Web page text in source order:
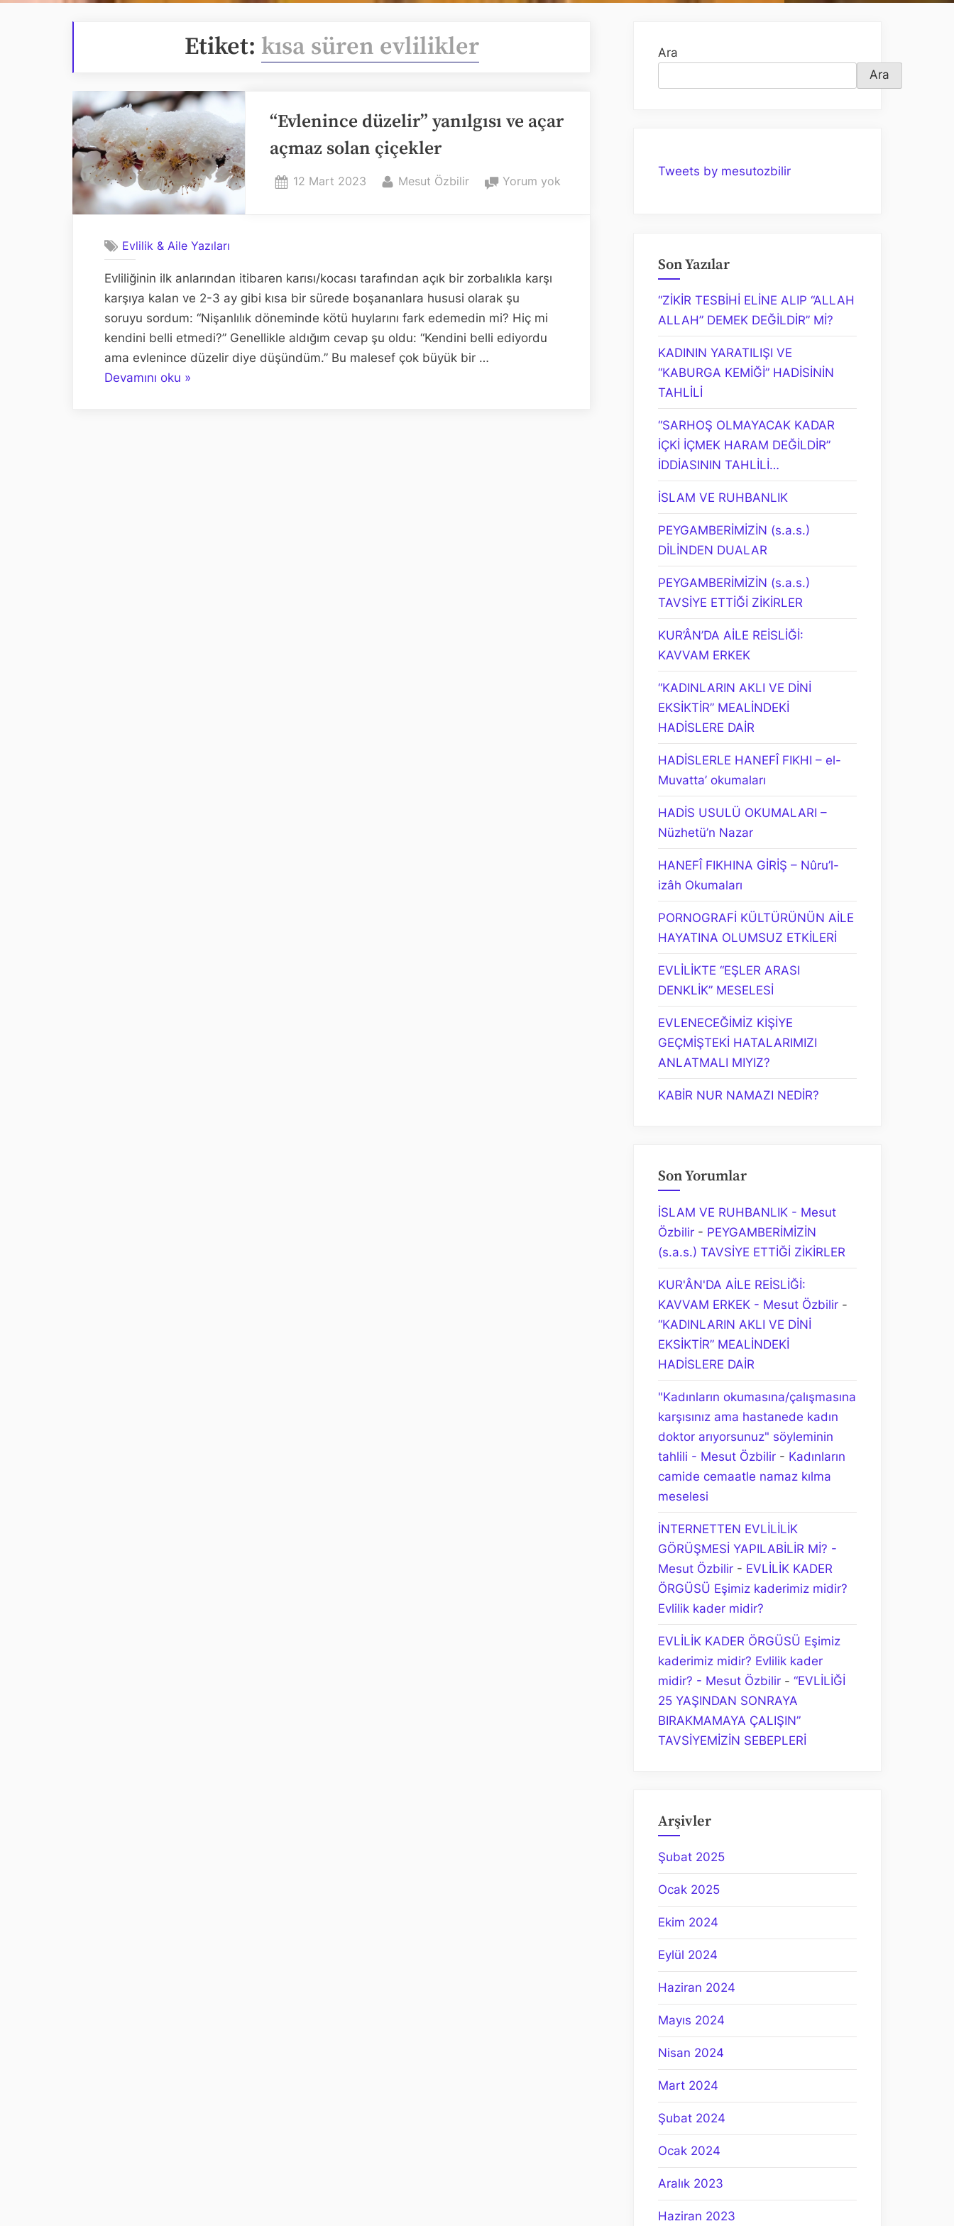
Etiket: kısa süren evlilikler
“Evlenince düzelir” yanılgısı ve açar
açmaz solan çiçekler
Posted
12 Mart 2023 By
Mesut Özbilir Yorum yok
Evlilik & Aile Yazıları
Evliliğinin ilk anlarından itibaren karısı/kocası tarafından açık bir zorbalıkla karşı
karşıya kalan ve 2-3 ay gibi kısa bir sürede boşananlara hususi olarak şu
soruyu sordum: “Nişanlılık döneminde kötü huylarını fark edemedin mi? Hiç mi
kendini belli etmedi?” Genellikle aldığım cevap şu oldu: “Kendini belli ediyordu
ama evlenince düzelir diye düşündüm.” Bu malesef çok büyük bir …
Devamını oku ““Evlenince
»
Ara
Ara
Tweets by mesutozbilir
Son Yazılar
“ZİKİR TESBİHİ ELİNE ALIP “ALLAH
ALLAH” DEMEK DEĞİLDİR” Mİ?
KADININ YARATILIŞI VE
“KABURGA KEMİĞİ” HADİSİNİN
TAHLİLİ
“SARHOŞ OLMAYACAK KADAR
İÇKİ İÇMEK HARAM DEĞİLDİR”
İDDİASININ TAHLİLİ…
İSLAM VE RUHBANLIK
PEYGAMBERİMİZİN (s.a.s.)
DİLİNDEN DUALAR
PEYGAMBERİMİZİN (s.a.s.)
TAVSİYE ETTİĞİ ZİKİRLER
KUR’ÂN’DA AİLE REİSLİĞİ:
KAVVAM ERKEK
“KADINLARIN AKLI VE DİNİ
EKSİKTİR” MEALİNDEKİ
HADİSLERE DAİR
HADİSLERLE HANEFÎ FIKHI – el-
Muvatta’ okumaları
HADİS USULÜ OKUMALARI –
Nüzhetü’n Nazar
HANEFÎ FIKHINA GİRİŞ – Nûru’l-
izâh Okumaları
PORNOGRAFİ KÜLTÜRÜNÜN AİLE
HAYATINA OLUMSUZ ETKİLERİ
EVLİLİKTE “EŞLER ARASI
DENKLİK” MESELESİ
EVLENECEĞİMİZ KİŞİYE
GEÇMİŞTEKİ HATALARIMIZI
ANLATMALI MIYIZ?
KABİR NUR NAMAZI NEDİR?
Son Yorumlar
İSLAM VE RUHBANLIK - Mesut
Özbilir - PEYGAMBERİMİZİN
(s.a.s.) TAVSİYE ETTİĞİ ZİKİRLER
KUR'ÂN'DA AİLE REİSLİĞİ:
KAVVAM ERKEK - Mesut Özbilir -
“KADINLARIN AKLI VE DİNİ
EKSİKTİR” MEALİNDEKİ
HADİSLERE DAİR
"Kadınların okumasına/çalışmasına
karşısınız ama hastanede kadın
doktor arıyorsunuz" söyleminin
tahlili - Mesut Özbilir - Kadınların
camide cemaatle namaz kılma
meselesi
İNTERNETTEN EVLİLİLİK
GÖRÜŞMESİ YAPILABİLİR Mİ? -
Mesut Özbilir - EVLİLİK KADER
ÖRGÜSÜ Eşimiz kaderimiz midir?
Evlilik kader midir?
EVLİLİK KADER ÖRGÜSÜ Eşimiz
kaderimiz midir? Evlilik kader
midir? - Mesut Özbilir - “EVLİLİĞİ
25 YAŞINDAN SONRAYA
BIRAKMAMAYA ÇALIŞIN”
TAVSİYEMİZİN SEBEPLERİ
Arşivler
Şubat 2025
Ocak 2025
Ekim 2024
Eylül 2024
Haziran 2024
Mayıs 2024
Nisan 2024
Mart 2024
Şubat 2024
Ocak 2024
Aralık 2023
Haziran 2023